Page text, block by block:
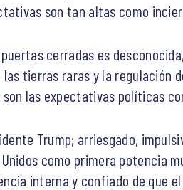
son tan altas como
cerradas es
tierras raras y la
las expectativas políticas
Trump; arriesgado,
como primera potencia
interna y confiado de que